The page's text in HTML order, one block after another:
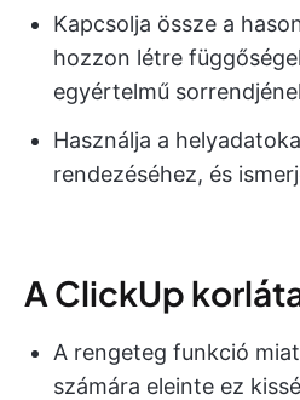
Kapcsolja össze a
hozzon létre
egyértelmű
Használja a
rendezéséhez, és
A ClickUp
A rengeteg funkció
számára eleinte ez